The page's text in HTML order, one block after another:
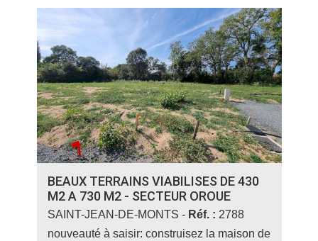
BEAUX TERRAINS VIABILISES DE 430
M2 A 730 M2 - SECTEUR OROUE
SAINT-JEAN-DE-MONTS - Réf. : 2788
nouveauté à saisir: construisez la maison de